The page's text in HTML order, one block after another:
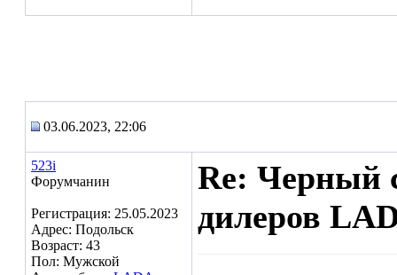
03.06.2023, 22:06
523i
Форумчанин
Регистрация: 25.05.2023
Адрес: Подольск
Возраст: 43
Пол: Мужской
Re: Черный
дилеров